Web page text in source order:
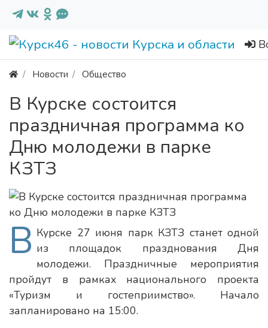
Новости Общество
В Курске состоится
праздничная программа ко
Дню молодежи в парке
КЗТЗ
В Курске 27 июня парк КЗТЗ станет одной
из площадок празднования Дня
молодежи. Праздничные мероприятия
пройдут в рамках национального проекта
«Туризм и гостеприимство». Начало
запланировано на 15:00.